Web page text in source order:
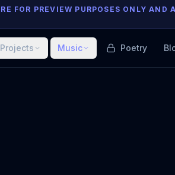
FOR PREVIEW PURPOSES ONLY AND
Projects Music Poetry